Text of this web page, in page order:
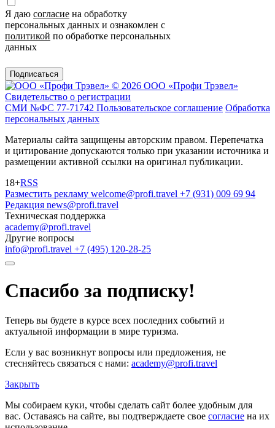
Я даю согласие на обработку
персональных данных и ознакомлен с
политикой по обработке персональных
данных
Подписаться
© 2026 ООО «Профи Трэвeл»
Свидетельство о регистрации
СМИ №ФС 77-71742 Пользовательское соглашение Обработка
персональных данных
Материалы сайта защищены авторским правом. Перепечатка
и цитирование допускаются только при указании источника и
размещении активной ссылки на оригинал публикации.
18+RSS
Разместить рекламу welcome@profi.travel +7 (931) 009 69 94
Редакция news@profi.travel
Техническая поддержка
academy@profi.travel
Другие вопросы
info@profi.travel +7 (495) 120-28-25
Спасибо за подписку!
Теперь вы будете в курсе всех последних событий и
актуальной информации в мире туризма.
Если у вас возникнут вопросы или предложения, не
стесняйтесь связаться с нами: academy@profi.travel
Закрыть
Мы собираем куки, чтобы сделать сайт более удобным для
вас. Оставаясь на сайте, вы подтверждаете свое согласие на их